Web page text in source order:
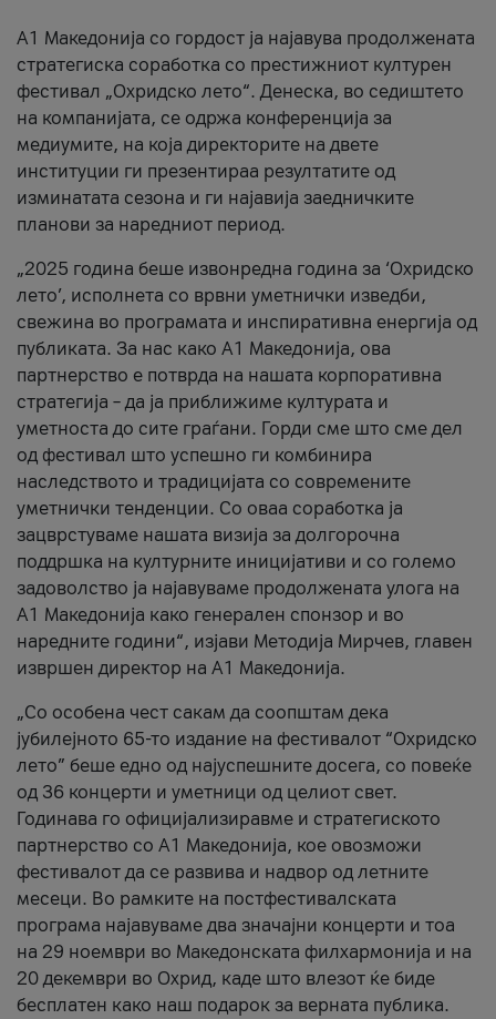
A1 Македонија со гордост ја најавува продолжената
стратегиска соработка со престижниот културен
фестивал „Охридско лето“. Денеска, во седиштето
на компанијата, се одржа конференција за
медиумите, на која директорите на двете
институции ги презентираа резултатите од
изминатата сезона и ги најавија заедничките
планови за наредниот период.
„2025 година беше извонредна година за ‘Охридско
лето’, исполнета со врвни уметнички изведби,
свежина во програмата и инспиративна енергија од
публиката. За нас како A1 Македонија, ова
партнерство е потврда на нашата корпоративна
стратегија – да ја приближиме културата и
уметноста до сите граѓани. Горди сме што сме дел
од фестивал што успешно ги комбинира
наследството и традицијата со современите
уметнички тенденции. Со оваа соработка ја
зацврстуваме нашата визија за долгорочна
поддршка на културните иницијативи и со големо
задоволство ја најавуваме продолжената улога на
A1 Македонија како генерален спонзор и во
наредните години“, изјави Методија Мирчев, главен
извршен директор на A1 Македонија.
„Со особена чест сакам да соопштам дека
јубилејното 65-то издание на фестивалот “Охридско
лето” беше едно од најуспешните досега, со повеќе
од 36 концерти и уметници од целиот свет.
Годинава го официјализиравме и стратегиското
партнерство со А1 Македонија, кое овозможи
фестивалот да се развива и надвор од летните
месеци. Во рамките на постфестивалската
програма најавуваме два значајни концерти и тоа
на 29 ноември во Македонската филхармонија и на
20 декември во Охрид, каде што влезот ќе биде
бесплатен како наш подарок за верната публика.